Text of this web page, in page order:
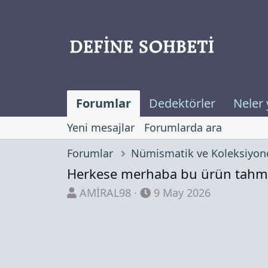
Forumlar Dedektörler Neler
Yeni mesajlar
Forumlarda ara
Forumlar
Nümismatik ve
Herkese merhaba bu ürün
K
AMİRAL98
B
9 May 2026